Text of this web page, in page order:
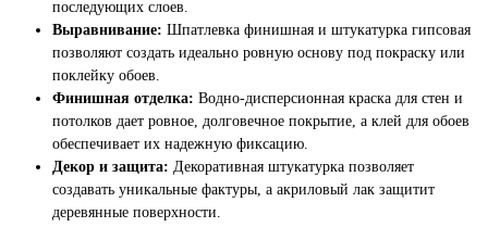
последующих слоев.
Выравнивание: Шпатлевка финишная и штукатурка гипсовая
позволяют создать идеально ровную основу под покраску или
поклейку обоев.
Финишная отделка: Водно-дисперсионная краска для стен и
потолков дает ровное, долговечное покрытие, а клей для обоев
обеспечивает их надежную фиксацию.
Декор и защита: Декоративная штукатурка позволяет
создавать уникальные фактуры, а акриловый лак защитит
деревянные поверхности.